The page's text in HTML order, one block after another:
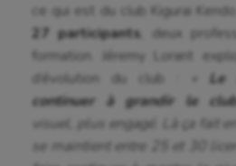
Auto
Aviron
Balle à la main
Ballon au poing
ce qui est du club Kigurai
27 participants , deux
formation. Jéremy Lorant
d’évolution du club :
Le
continuer à grandir le
visuel, plus engagé. Là ça fait
se maintient entre 25 et 30